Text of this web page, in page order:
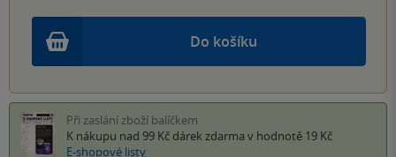
Do košíku
Při zaslání zboží balíčkem
K nákupu nad 99 Kč dárek zdarma v hodnotě 19 Kč
E-shopové listy